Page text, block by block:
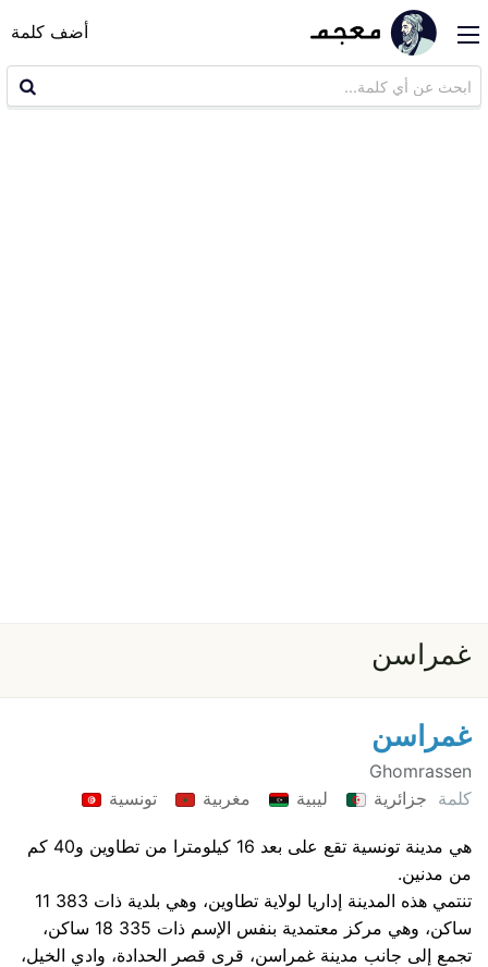
أضف كلمة
غمراسن
غمراسن
Ghomrassen
كلمة جزائرية ليبية مغربية تونسية
هي مدينة تونسية تقع على بعد 16 كيلومترا من تطاوين و40 كم
من مدنين.
تنتمي هذه المدينة إداريا لولاية تطاوين، وهي بلدية ذات 383 11
ساكن، وهي مركز معتمدية بنفس الإسم ذات 335 18 ساكن،
تجمع إلى جانب مدينة غمراسن، قرى قصر الحدادة، وادي الخيل،